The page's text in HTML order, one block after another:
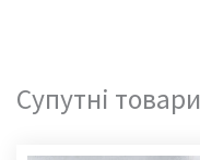
Супутні товари